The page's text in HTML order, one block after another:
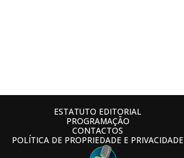
ESTATUTO EDITORIAL
PROGRAMAÇÃO
CONTACTOS
POLÍTICA DE PROPRIEDADE E PRIVACIDADE